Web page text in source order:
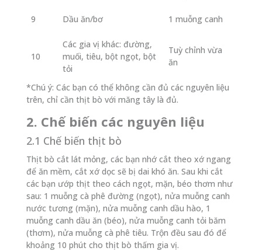
9 Dầu ăn/bơ 1 muỗng canh
10
Các gia vị khác: đường,
muối, tiêu, bột ngọt, bột
tỏi
Tuỳ chỉnh vừa
ăn
*Chú ý: Các bạn có thể không cần đủ các nguyên liệu
trên, chỉ cần thịt bò với măng tây là đủ.
2. Chế biến các nguyên liệu
2.1 Chế biến thịt bò
Thịt bò cắt lát mỏng, các bạn nhớ cắt theo xớ ngang
để ăn mềm, cắt xớ dọc sẽ bị dai khó ăn. Sau khi cắt
các bạn ướp thịt theo cách ngọt, mặn, béo thơm như
sau: 1 muỗng cà phê đường (ngọt), nửa muỗng canh
nước tương (mặn), nửa muỗng canh dầu hào, 1
muỗng canh dầu ăn (béo), nửa muỗng canh tỏi băm
(thơm), nửa muỗng cà phê tiêu. Trộn đều sau đó để
khoảng 10 phút cho thịt bò thấm gia vị.